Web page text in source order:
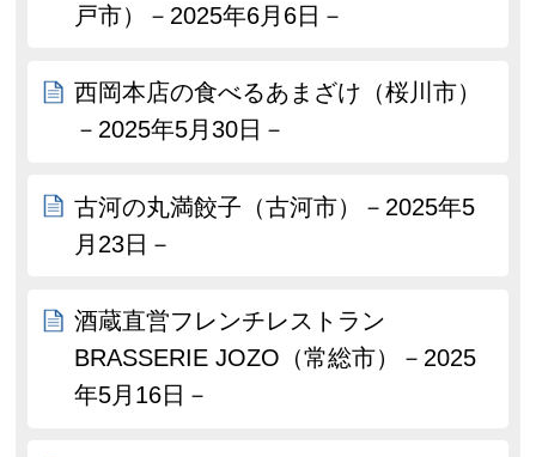
戸市）－2025年6月6日－
西岡本店の食べるあまざけ（桜川市）
－2025年5月30日－
古河の丸満餃子（古河市）－2025年5
月23日－
酒蔵直営フレンチレストラン
BRASSERIE JOZO（常総市）－2025
年5月16日－